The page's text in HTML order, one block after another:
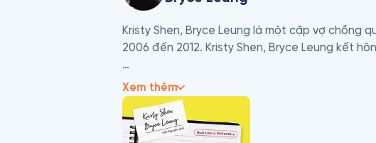
Kristy Shen, Bryce Leung là một cặp vợ chồng
2006 đến 2012. Kristy Shen, Bryce Leung kết
Họ đã có sẵn 500.000 đô la nhưng giá một
mắc nợ trong vòng 25 năm. Mục tiêu của họ là
tư.
Xem thêm